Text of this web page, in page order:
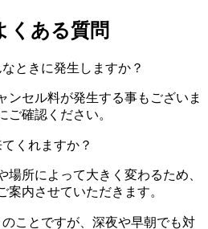
くある質問
ときに発生しますか？
ンセル料が発生する事もございま
ご確認ください。
くれますか？
場所によって大きく変わるため、
内させていただきます。
ことですが、深夜や早朝でも対